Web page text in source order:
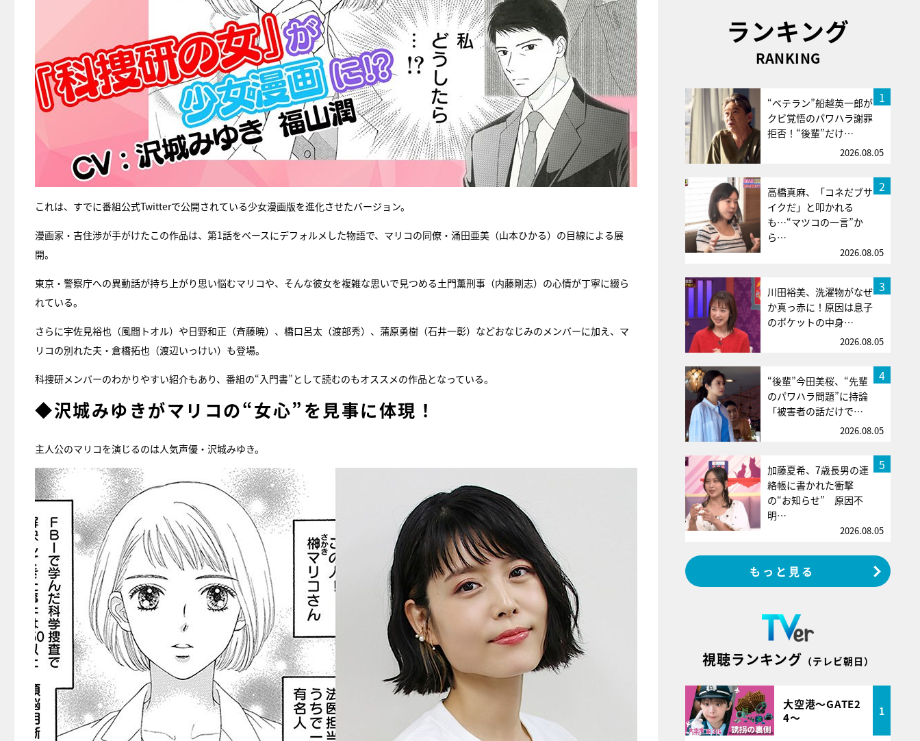
これは、すでに番組公式Twitterで公開されている少女漫画版を進化させたバージョン。
漫画家・吉住渉が手がけたこの作品は、第1話をベースにデフォルメした物語で、マリコの同僚・涌田亜美（山本ひかる）の目線による展
開。
東京・警察庁への異動話が持ち上がり思い悩むマリコや、そんな彼女を複雑な思いで見つめる土門薫刑事（内藤剛志）の心情が丁寧に綴ら
れている。
さらに宇佐見裕也（風間トオル）や日野和正（斉藤暁）、橋口呂太（渡部秀）、蒲原勇樹（石井一彰）などおなじみのメンバーに加え、マ
リコの別れた夫・倉橋拓也（渡辺いっけい）も登場。
科捜研メンバーのわかりやすい紹介もあり、番組の“入門書”として読むのもオススメの作品となっている。
◆沢城みゆきがマリコの“女心”を見事に体現！
主人公のマリコを演じるのは人気声優・沢城みゆき。
ランキング
RANKING
1
“ベテラン”船越英一郎が
クビ覚悟のパワハラ謝罪
拒否！“後輩”だけ…
2026.08.05
2
高橋真麻、「コネだブサ
イクだ」と叩かれる
も…“マツコの一言”か
ら…
2026.08.05
3
川田裕美、洗濯物がなぜ
か真っ赤に！原因は息子
のポケットの中身…
2026.08.05
4
“後輩”今田美桜、“先輩
のパワハラ問題”に持論
「被害者の話だけで…
2026.08.05
5
加藤夏希、7歳長男の連
絡帳に書かれた衝撃
の“お知らせ” 原因不
明…
2026.08.05
もっと見る
視聴ランキング （テレビ朝日）
大空港～GATE2
4～
1